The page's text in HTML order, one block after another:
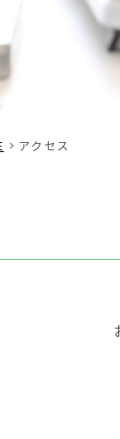
アクセス